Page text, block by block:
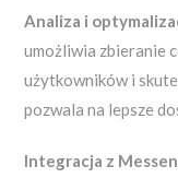
Analiza i
umożliwia zbieranie
użytkowników i
pozwala na lepsze
Integracja z